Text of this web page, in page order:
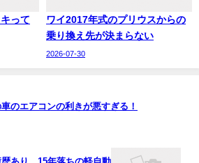
って
ワイ2017年式のプリウスからの
乗り換え先が決まらない
2026-07-30
のエアコンの利きが悪すぎる！